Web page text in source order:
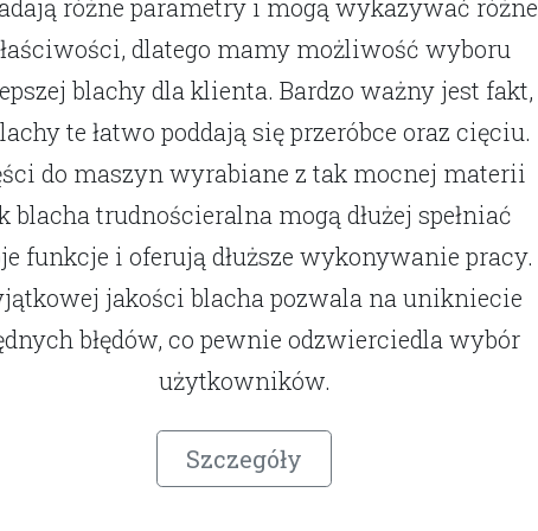
różne parametry i mogą wykazywać różne
dlatego mamy możliwość wyboru
blachy dla klienta. Bardzo ważny jest fakt,
te łatwo poddają się przeróbce oraz cięciu.
do maszyn wyrabiane z tak mocnej materii
blacha trudnościeralna mogą dłużej spełniać
funkcje i oferują dłuższe wykonywanie pracy.
jakości blacha pozwala na unikniecie
błędów, co pewnie odzwierciedla wybór
użytkowników.
Szczegóły